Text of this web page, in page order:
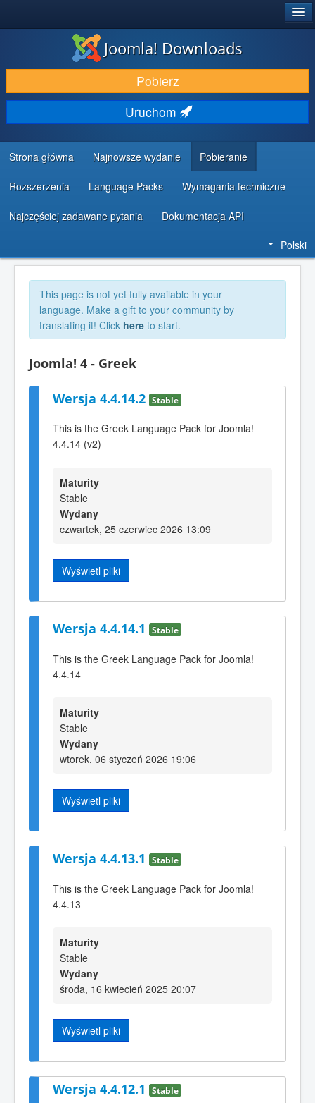
DODATKI I ROZSZERZENIA
ODKRYJ & POZNAJ
SPOŁECZNOŚĆ & WSPARCIE
ZASOBY DLA PROGRAMISTÓW
Joomla! Downloads
Pobierz
Uruchom
Strona główna Najnowsze wydanie Pobieranie
Rozszerzenia Language Packs Wymagania techniczne
Najczęściej zadawane pytania Dokumentacja API
Polski
This page is not yet fully available in your
language. Make a gift to your community by
translating it! Click here to start.
Joomla! 4 - Greek
Wersja 4.4.14.2 Stable
This is the Greek Language Pack for Joomla!
4.4.14 (v2)
Maturity
Stable
Wydany
czwartek, 25 czerwiec 2026 13:09
Wyświetl pliki
Wersja 4.4.14.1 Stable
This is the Greek Language Pack for Joomla!
4.4.14
Maturity
Stable
Wydany
wtorek, 06 styczeń 2026 19:06
Wyświetl pliki
Wersja 4.4.13.1 Stable
This is the Greek Language Pack for Joomla!
4.4.13
Maturity
Stable
Wydany
środa, 16 kwiecień 2025 20:07
Wyświetl pliki
Wersja 4.4.12.1 Stable